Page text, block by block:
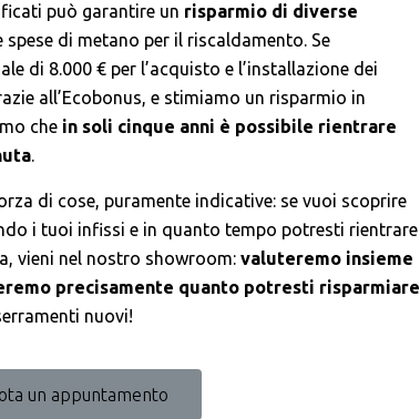
può garantire un risparmio di diverse
spese di metano per il riscaldamento. Se
di 8.000 € per l’acquisto e l’installazione dei
all’Ecobonus, e stimiamo un risparmio in
che in soli cinque anni è possibile rientrare
.
di cose, puramente indicative: se vuoi scoprire
i tuoi infissi e in quanto tempo potresti rientrare
vieni nel nostro showroom: valuteremo insieme
precisamente quanto potresti risparmiare
nuovi!
un appuntamento